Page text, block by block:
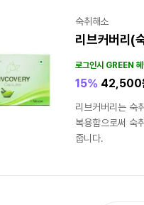
숙취해소
리브커버리(
로그인시 GREEN
15% 42,500
리브커버리는 숙
복용함으로써 숙
줍니다.